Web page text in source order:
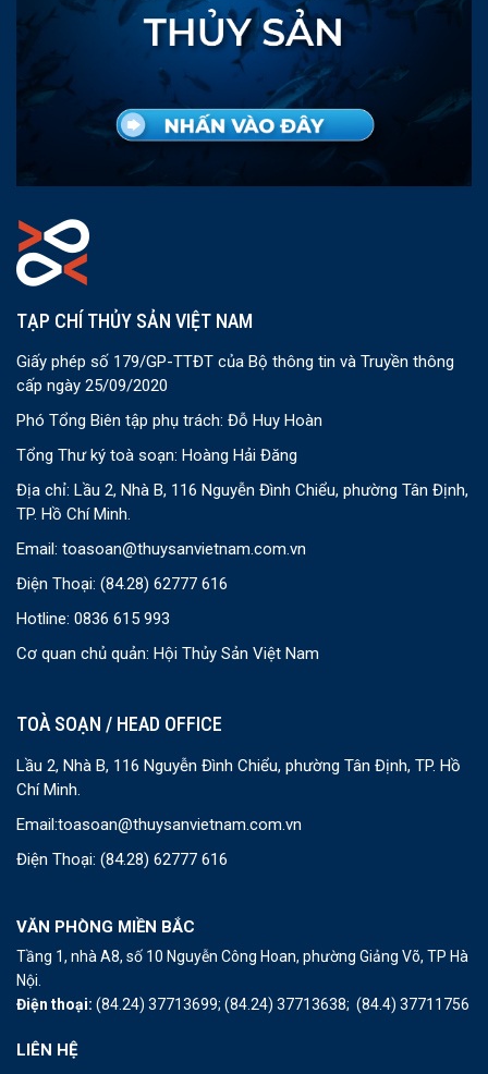
TẠP CHÍ THỦY SẢN VIỆT NAM
Giấy phép số 179/GP-TTĐT của Bộ thông tin và Truyền thông
cấp ngày 25/09/2020
Phó Tổng Biên tập phụ trách: Đỗ Huy Hoàn
Tổng Thư ký toà soạn: Hoàng Hải Đăng
Địa chỉ: Lầu 2, Nhà B, 116 Nguyễn Đình Chiểu, phường Tân Định,
TP. Hồ Chí Minh.
Email: toasoan@thuysanvietnam.com.vn
Điện Thoại: (84.28) 62777 616
Hotline: 0836 615 993
Cơ quan chủ quản: Hội Thủy Sản Việt Nam
TOÀ SOẠN / HEAD OFFICE
Lầu 2, Nhà B, 116 Nguyễn Đình Chiểu, phường Tân Định, TP. Hồ
Chí Minh.
Email:toasoan@thuysanvietnam.com.vn
Điện Thoại: (84.28) 62777 616
VĂN PHÒNG MIỀN BẮC
Tầng 1, nhà A8, số 10 Nguyễn Công Hoan, phường Giảng Võ, TP Hà
Nội.
Điện thoại: (84.24) 37713699; (84.24) 37713638; (84.4) 37711756
LIÊN HỆ